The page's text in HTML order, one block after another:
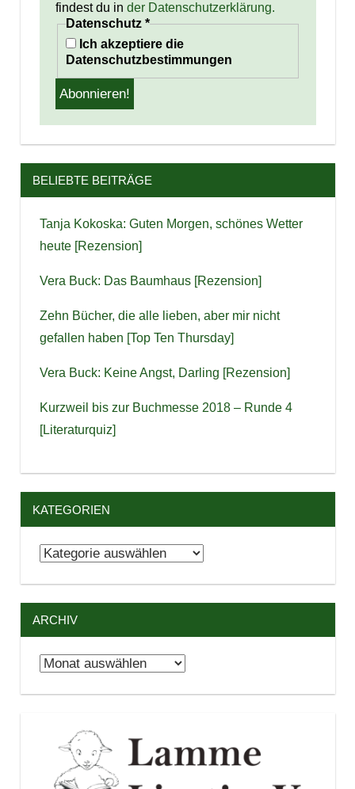
findest du in der Datenschutzerklärung.
Datenschutz *
Ich akzeptiere die
Datenschutzbestimmungen
BELIEBTE BEITRÄGE
Tanja Kokoska: Guten Morgen, schönes Wetter
heute [Rezension]
Vera Buck: Das Baumhaus [Rezension]
Zehn Bücher, die alle lieben, aber mir nicht
gefallen haben [Top Ten Thursday]
Vera Buck: Keine Angst, Darling [Rezension]
Kurzweil bis zur Buchmesse 2018 – Runde 4
[Literaturquiz]
KATEGORIEN
Kategorien
ARCHIV
Archiv